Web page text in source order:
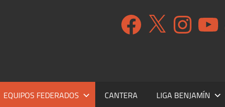
Facebook
X InstagramYouTube
EQUIPOS FEDERADOS CANTERA LIGA BENJAMÍN